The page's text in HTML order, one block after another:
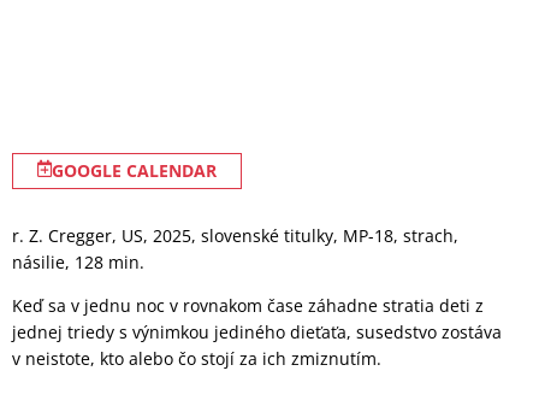
GOOGLE CALENDAR
r. Z. Cregger, US, 2025, slovenské titulky, MP-18, strach,
násilie, 128 min.
Keď sa v jednu noc v rovnakom čase záhadne stratia deti z
jednej triedy s výnimkou jediného dieťaťa, susedstvo zostáva
v neistote, kto alebo čo stojí za ich zmiznutím.